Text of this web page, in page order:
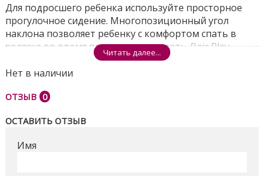
Для подросшего ребенка используйте просторное
прогулочное сидение. Многопозиционный угол
наклона позволяет ребенку с комфортом спать в
коляске во время прогулки или сидеть. Bair Play
складывается одним движением руки и
самостоятельно стоит в сложенном виде,
раскрытия.
ГЛАВНЫЕ ОСОБЕННОСТИ BAIR PLAY:
Компактная конструкция шасси шириной 58 см.
Читать далее...
Нет в наличии
ОТЗЫВ 0
ОСТАВИТЬ ОТЗЫВ
Имя